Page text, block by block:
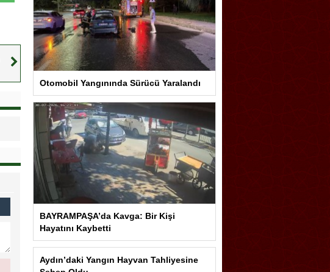
Otomobil Yangınında Sürücü Yaralandı
BAYRAMPAŞA’da Kavga: Bir Kişi
Hayatını Kaybetti